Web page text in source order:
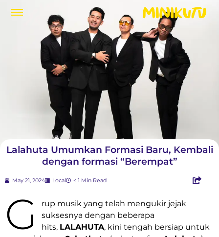
Lalahuta Umumkan Formasi Baru, Kembali
dengan formasi “Berempat”
May 21, 2024 Local < 1 Min Read
G
rup musik yang telah mengukir jejak
suksesnya dengan beberapa
hits, LALAHUTA, kini tengah bersiap untuk